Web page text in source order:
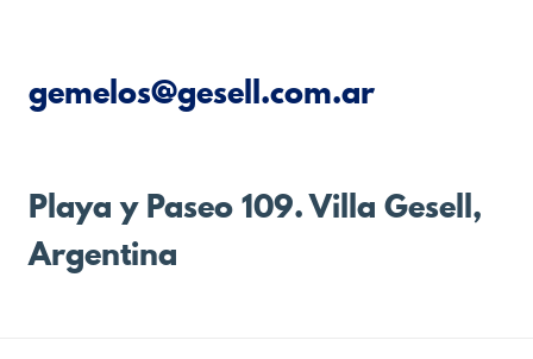
gemelos@gesell.com.ar
Playa y Paseo 109. Villa Gesell,
Argentina